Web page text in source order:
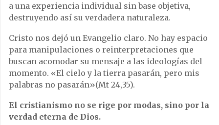
a una experiencia individual sin base objetiva,
destruyendo así su verdadera naturaleza.
Cristo nos dejó un Evangelio claro. No hay espacio
para manipulaciones o reinterpretaciones que
buscan acomodar su mensaje a las ideologías del
momento. «El cielo y la tierra pasarán, pero mis
palabras no pasarán»(Mt 24,35).
El cristianismo no se rige por modas, sino por la
verdad eterna de Dios.